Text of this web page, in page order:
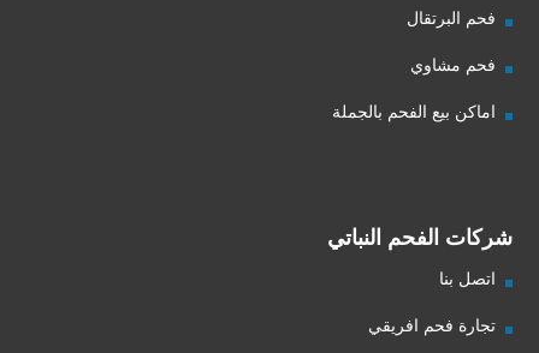
فحم البرتقال
فحم مشاوي
اماكن بيع الفحم بالجملة
شركات الفحم النباتي
اتصل بنا
تجارة فحم افريقي